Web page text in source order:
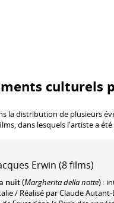
culturels
la distribution de plusieurs
dans lesquels l'artiste a
Erwin (8 films)
nuit(Margherita della notte) :
/ Réalisé par Claude